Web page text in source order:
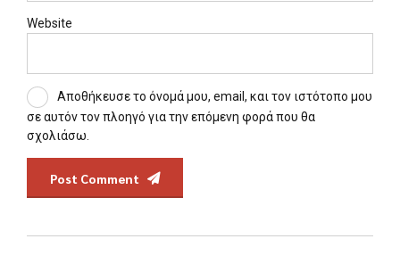
Website
Αποθήκευσε το όνομά μου, email, και τον ιστότοπο μου
σε αυτόν τον πλοηγό για την επόμενη φορά που θα
σχολιάσω.
Post Comment